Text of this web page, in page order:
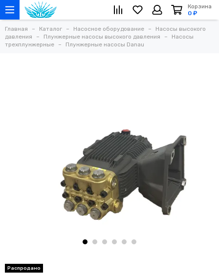
Корзина
0 ₽
Главная Каталог Насосное оборудование
Насосы высокого
давления
Плунжерные насосы высокого давления
Насосы
трехплунжерные
Плунжерные насосы Danau
Распродано